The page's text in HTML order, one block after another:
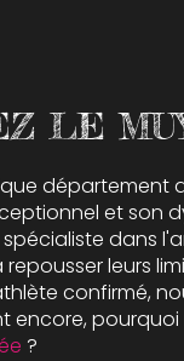
LE
département
et son
dans
leurs
confirmé,
encore,
?